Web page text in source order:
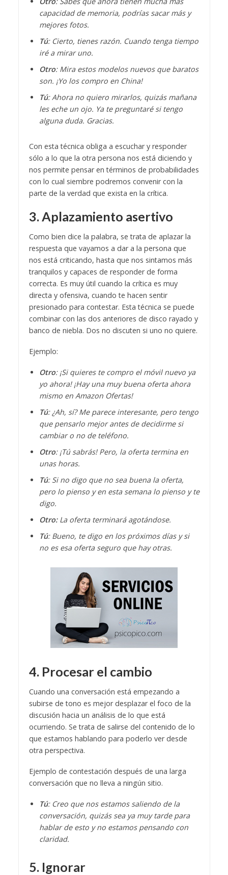
capacidad de memoria, podrías sacar más y
mejores fotos.
Tú: Cierto, tienes razón. Cuando tenga tiempo
iré a mirar uno.
Otro: Mira estos modelos nuevos que baratos
son. ¡Yo los compro en China!
Tú: Ahora no quiero mirarlos, quizás mañana
les eche un ojo. Ya te preguntaré si tengo
alguna duda. Gracias.
Con esta técnica obliga a escuchar y responder
sólo a lo que la otra persona nos está diciendo y
nos permite pensar en términos de probabilidades
con lo cual siembre podremos convenir con la
parte de la verdad que exista en la crítica.
3. Aplazamiento asertivo
Como bien dice la palabra, se trata de aplazar la
respuesta que vayamos a dar a la persona que
nos está criticando, hasta que nos sintamos más
tranquilos y capaces de responder de forma
correcta. Es muy útil cuando la crítica es muy
directa y ofensiva, cuando te hacen sentir
presionado para contestar. Esta técnica se puede
combinar con las dos anteriores de disco rayado y
banco de niebla. Dos no discuten si uno no quiere.
Ejemplo:
Otro: ¡Si quieres te compro el móvil nuevo ya
yo ahora! ¡Hay una muy buena oferta ahora
mismo en Amazon Ofertas!
Tú: ¿Ah, sí? Me parece interesante, pero tengo
que pensarlo mejor antes de decidirme si
cambiar o no de teléfono.
Otro: ¡Tú sabrás! Pero, la oferta termina en
unas horas.
Tú: Si no digo que no sea buena la oferta,
pero lo pienso y en esta semana lo pienso y te
digo.
Otro: La oferta terminará agotándose.
Tú: Bueno, te digo en los próximos días y si
no es esa oferta seguro que hay otras.
4. Procesar el cambio
Cuando una conversación está empezando a
subirse de tono es mejor desplazar el foco de la
discusión hacia un análisis de lo que está
ocurriendo. Se trata de salirse del contenido de lo
que estamos hablando para poderlo ver desde
otra perspectiva.
Ejemplo de contestación después de una larga
conversación que no lleva a ningún sitio.
Tú: Creo que nos estamos saliendo de la
conversación, quizás sea ya muy tarde para
hablar de esto y no estamos pensando con
claridad.
5. Ignorar